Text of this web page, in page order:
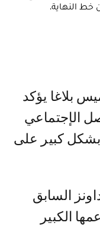
النهاية.
الإجتماعي
بشكل كبير على
السابق
الكبير